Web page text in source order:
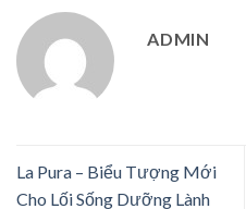
ADMIN
La Pura – Biểu Tượng Mới
Cho Lối Sống Dưỡng Lành